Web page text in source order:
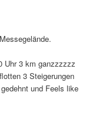
Uhr 3 km ganzzzzzz
3 Steigerungen
und Feels like